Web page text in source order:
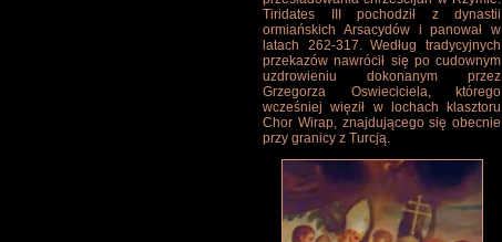
Tiridates III pochodził z dynastii
ormiańskich Arsacydów i panował w
latach 262-317. Według tradycyjnych
przekazów nawrócił się po cudownym
uzdrowieniu dokonanym przez
Grzegorza Oswieciciela, którego
wcześniej więził w lochach klasztoru
Chor Wirap, znajdującego się obecnie
przy granicy z Turcją.